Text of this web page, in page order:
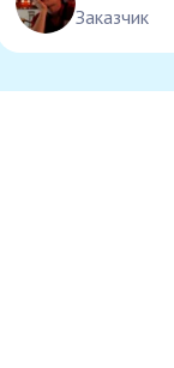
Заказчик